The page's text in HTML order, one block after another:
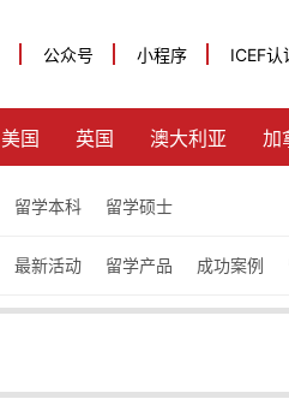
公众号 小程序 ICEF认
美国 英国 澳大利亚 加
留学本科 留学硕士
最新活动 留学产品 成功案例